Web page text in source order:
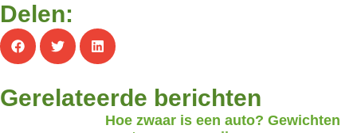
Delen:
Gerelateerde berichten
Hoe zwaar is een auto? Gewichten